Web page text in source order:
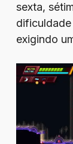
sexta,
exigindo